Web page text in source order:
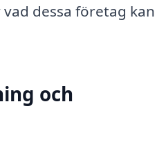
dessa företag kan
och